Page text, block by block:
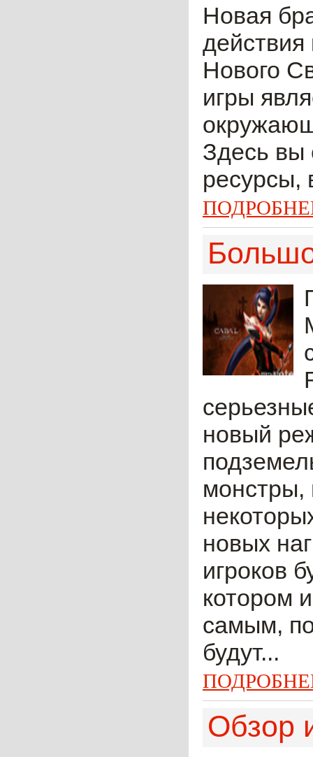
Новая
действия
Нового
игры
Здесь вы
ресурсы,
новый
монстры,
новых
игроков
котором
самым,
будут...
Обзор